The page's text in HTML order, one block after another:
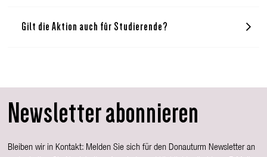
Gilt die Aktion auch für Studierende?
Newsletter abonnieren
Bleiben wir in Kontakt: Melden Sie sich für den Donauturm Newsletter an